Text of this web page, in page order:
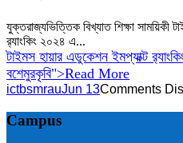
যুক্তরাজ্যভিত্তিক বিখ্যাত শিক্ষা সাময়িকী
র‌্যাংকিং ২০২৪ এ...
টাইমস হায়ার এডুকেশন ইমপ্যাক্ট
বশেমুরকৃবি">Read More
ictbsmrauJun 13Comments
Campus